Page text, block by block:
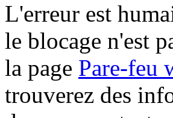
L'erreur est
le blocage n'est
la page Pare-feu
trouverez des